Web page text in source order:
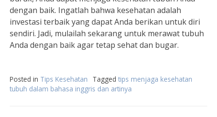
dengan baik. Ingatlah bahwa kesehatan adalah
investasi terbaik yang dapat Anda berikan untuk diri
sendiri. Jadi, mulailah sekarang untuk merawat tubuh
Anda dengan baik agar tetap sehat dan bugar.
Posted in Tips Kesehatan Tagged tips menjaga kesehatan
tubuh dalam bahasa inggris dan artinya